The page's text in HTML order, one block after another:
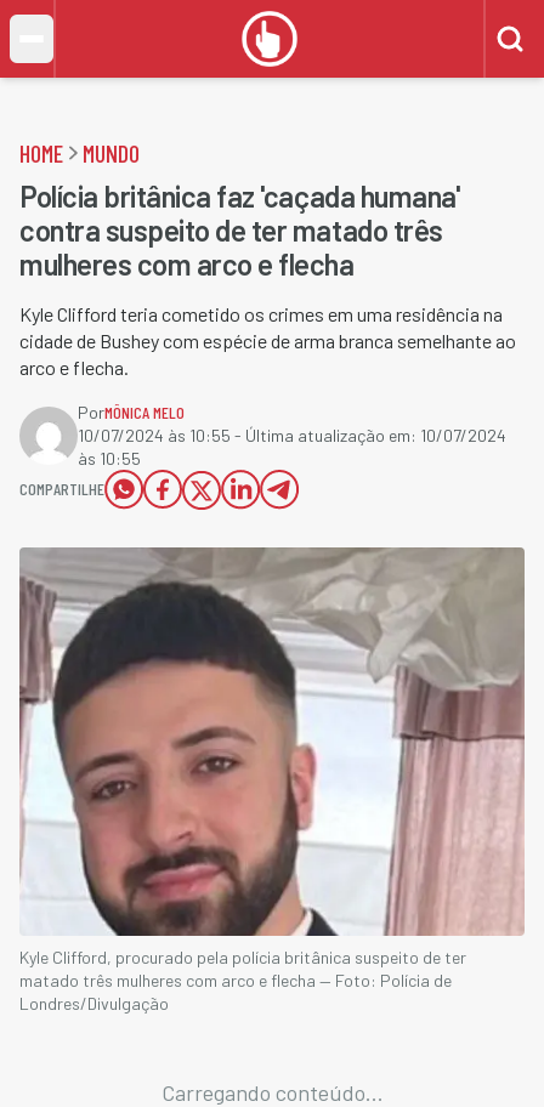
HOME MUNDO
Polícia britânica faz 'caçada humana'
contra suspeito de ter matado três
mulheres com arco e flecha
Kyle Clifford teria cometido os crimes em uma residência na
cidade de Bushey com espécie de arma branca semelhante ao
arco e flecha.
PorMÔNICA MELO
10/07/2024 às 10:55 - Última atualização em: 10/07/2024
às 10:55
COMPARTILHE
Kyle Clifford, procurado pela polícia britânica suspeito de ter
matado três mulheres com arco e flecha — Foto: Polícia de
Londres/Divulgação
Carregando conteúdo...